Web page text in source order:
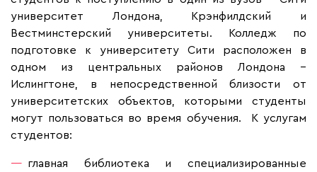
университет Лондона, Крэнфилдский и
Вестминстерский университеты. Колледж по
подготовке к университету Сити расположен в
одном из центральных районов Лондона –
Ислингтоне, в непосредственной близости от
университетских объектов, которыми студенты
могут пользоваться во время обучения. К услугам
студентов:
главная библиотека и специализированные